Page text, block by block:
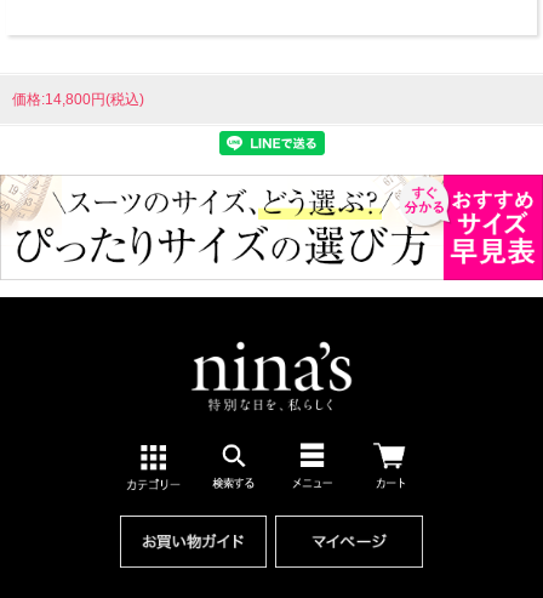
価格:14,800円(税込)